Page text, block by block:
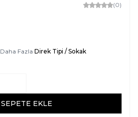
(0)
Daha Fazla Direk Tipi / Sokak
SEPETE EKLE